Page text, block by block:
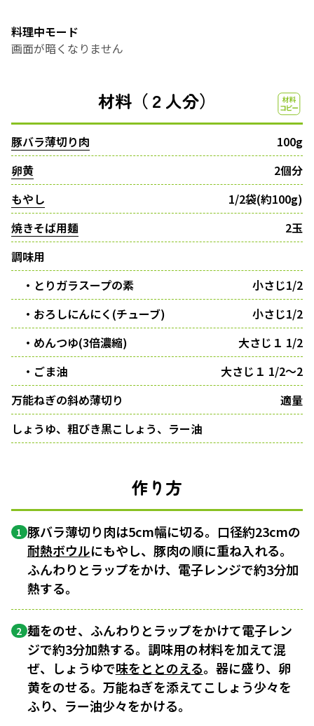
料理中モード
画面が暗くなりません
材料（２人分）
豚バラ薄切り肉
100g
卵黄
2個分
もやし
1/2袋(約100g)
焼きそば用麺
2玉
調味用
・とりガラスープの素
小さじ1/2
・おろしにんにく(チューブ)
小さじ1/2
・めんつゆ(3倍濃縮)
大さじ１ 1/2
・ごま油
大さじ１ 1/2～2
万能ねぎの斜め薄切り
適量
しょうゆ、粗びき黒こしょう、ラー油
作り方
1 豚バラ薄切り肉は5cm幅に切る。口径約23cmの
耐熱ボウルにもやし、豚肉の順に重ね入れる。
ふんわりとラップをかけ、電子レンジで約3分加
熱する。
2 麺をのせ、ふんわりとラップをかけて電子レン
ジで約3分加熱する。調味用の材料を加えて混
ぜ、しょうゆで味をととのえる。器に盛り、卵
黄をのせる。万能ねぎを添えてこしょう少々を
ふり、ラー油少々をかける。